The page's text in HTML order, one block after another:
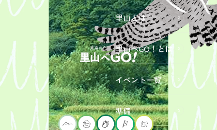
里山とは
里山へGO！とは
イベント一覧
準備